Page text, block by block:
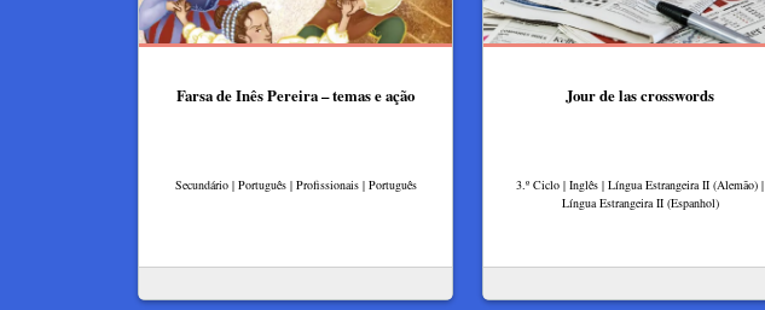
Farsa de Inês Pereira – temas e ação
Secundário | Português | Profissionais | Português
Jour de las crosswords
3.º Ciclo | Inglês | Língua Estrangeira II (Alemão) |
Língua Estrangeira II (Espanhol)